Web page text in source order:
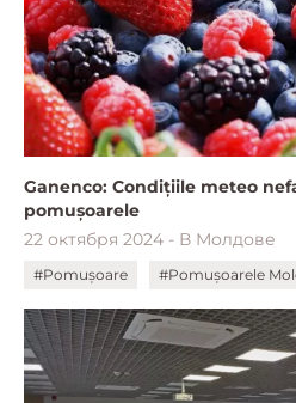
Ganenco: Condițiile meteo
pomușoarele
22 октября 2024 - В Молдове
#Pomușoare #Pomușoarele